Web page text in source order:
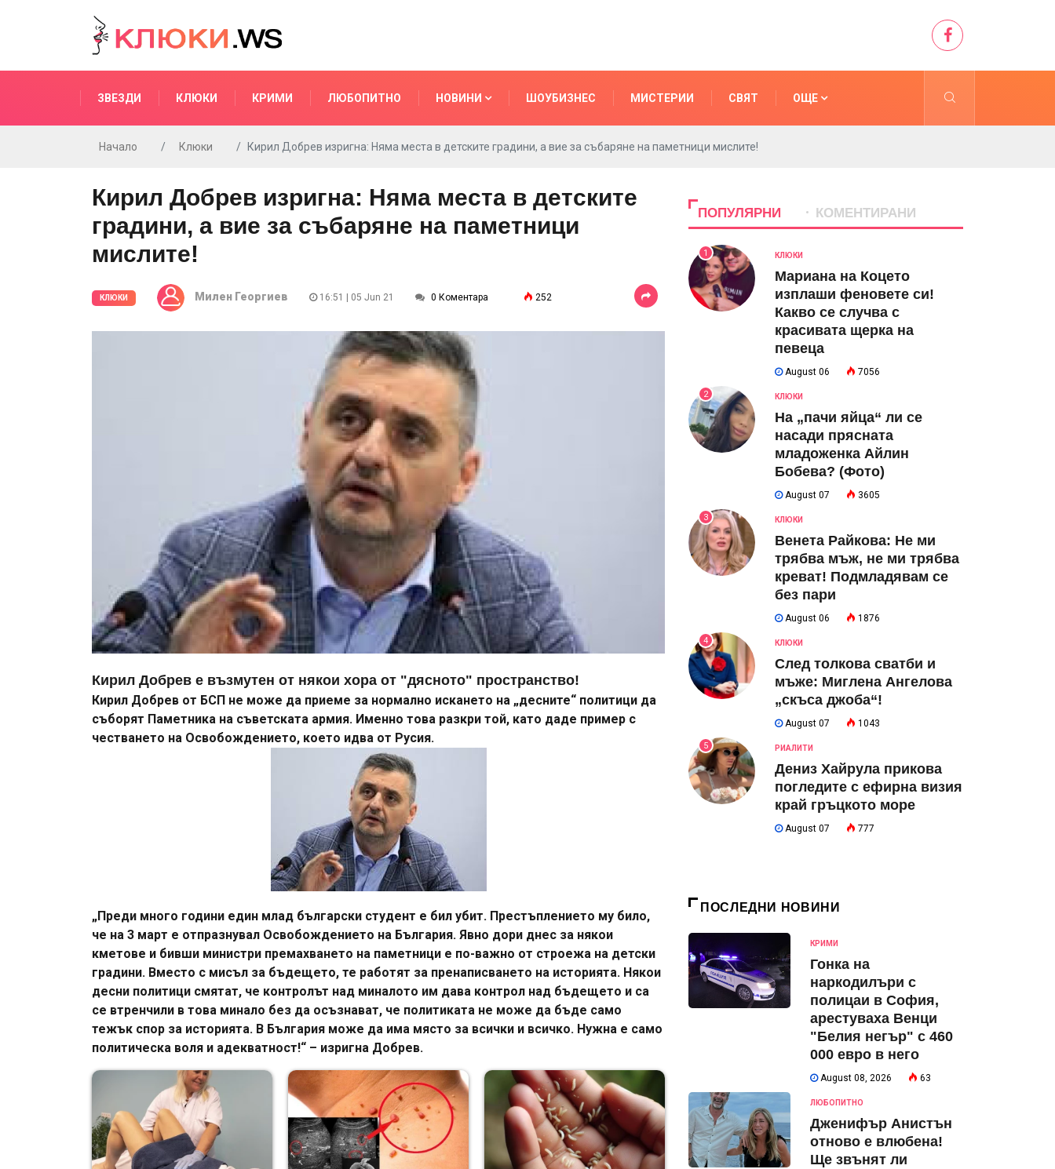
ЗВЕЗДИ КЛЮКИ КРИМИ ЛЮБОПИТНО НОВИНИ ШОУБИЗНЕС МИСТЕРИИ СВЯТ ОЩЕ
Начало Клюки Кирил Добрев изригна: Няма места в детските градини, а вие за събаряне на паметници мислите!
Кирил Добрев изригна: Няма места в детските
градини, а вие за събаряне на паметници
мислите!
КЛЮКИ Милен Георгиев 16:51 | 05 Jun 21 0 Коментара 252
Кирил Добрев е възмутен от някои хора от "дясното" пространство!
Кирил Добрев от БСП не може да приеме за нормално искането на „десните“ политици да
съборят Паметника на съветската армия. Именно това разкри той, като даде пример с
честването на Освобождението, което идва от Русия.
„Преди много години един млад български студент е бил убит. Престъплението му било,
че на 3 март е отпразнувал Освобождението на България. Явно дори днес за някои
кметове и бивши министри премахването на паметници е по-важно от строежа на детски
градини. Вместо с мисъл за бъдещето, те работят за пренаписването на историята. Някои
десни политици смятат, че контролът над миналото им дава контрол над бъдещето и са
се втренчили в това минало без да осъзнават, че политиката не може да бъде само
тежък спор за историята. В България може да има място за всички и всичко. Нужна е само
политическа воля и адекватност!“ – изригна Добрев.
ПОПУЛЯРНИ КОМЕНТИРАНИ
1 КЛЮКИ
Мариана на Коцето
изплаши феновете си!
Какво се случва с
красивата щерка на
певеца
August 06 7056
2 КЛЮКИ
На „пачи яйца“ ли се
насади прясната
младоженка Айлин
Бобева? (Фото)
August 07 3605
3 КЛЮКИ
Венета Райкова: Не ми
трябва мъж, не ми трябва
креват! Подмладявам се
без пари
August 06 1876
4 КЛЮКИ
След толкова сватби и
мъже: Миглена Ангелова
„скъса джоба“!
August 07 1043
5 РИАЛИТИ
Дениз Хайрула прикова
погледите с ефирна визия
край гръцкото море
August 07 777
ПОСЛЕДНИ НОВИНИ
КРИМИ
Гонка на
наркодилъри с
полицаи в София,
арестуваха Венци
"Белия негър" с 460
000 евро в него
August 08, 2026 63
ЛЮБОПИТНО
Дженифър Анистън
отново е влюбена!
Ще звънят ли